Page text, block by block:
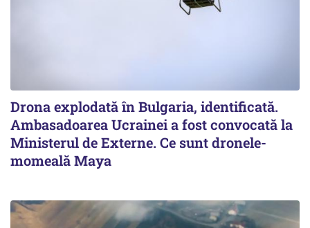
Drona explodată în Bulgaria, identificată.
Ambasadoarea Ucrainei a fost convocată la
Ministerul de Externe. Ce sunt dronele-
momeală Maya